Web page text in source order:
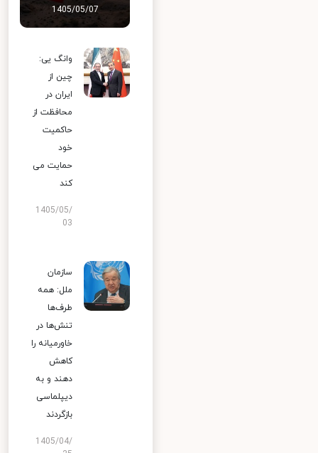
1405/05/07
وانگ یی:
چین از
ایران در
محافظت از
حاکمیت
خود
حمایت می
کند
1405/05/
03
سازمان
ملل: همه
طرف‌ها
تنش‌ها در
خاورمیانه را
کاهش
دهند و به
دیپلماسی
بازگردند
1405/04/